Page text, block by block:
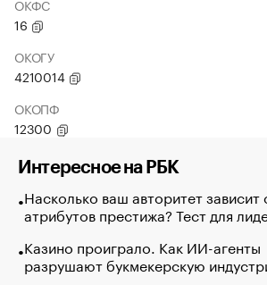
ОКФС
16
ОКОГУ
4210014
ОКОПФ
12300
Интересное на РБК
Насколько ваш авторитет зависит
атрибутов престижа? Тест для
Казино проиграло. Как ИИ-агенты
разрушают букмекерскую